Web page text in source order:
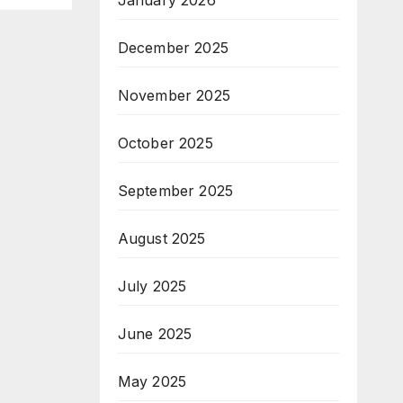
December 2025
November 2025
October 2025
September 2025
August 2025
July 2025
June 2025
May 2025